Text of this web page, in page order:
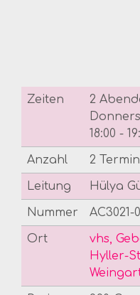
Zeiten
2
18:00 -
Anzahl 2
Leitung Hülya
Nummer AC3021-
Ort vhs,
Hyller-